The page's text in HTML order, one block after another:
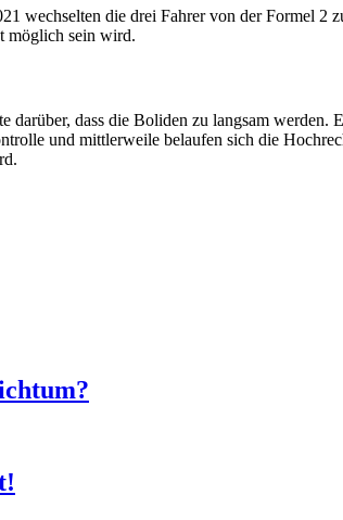
wechselten die drei Fahrer von der Formel
möglich sein wird.
dass die Boliden zu langsam
und mittlerweile belaufen sich die